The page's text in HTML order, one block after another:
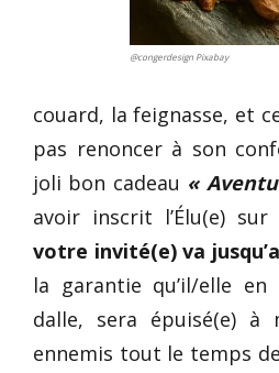
@congerdesign Pixabay
couard, la feignasse, et
pas renoncer à son
joli bon cadeau «
avoir inscrit l’Élu(e)
votre invité(e) va
la garantie qu’il/elle en
dalle, sera épuisé(e)
ennemis tout le temps